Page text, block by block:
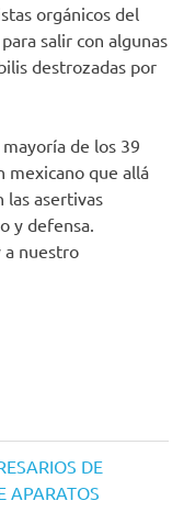
orgánicos del
salir con algunas
destrozadas por
de los 39
mexicano que allá
las asertivas
y defensa.
a nuestro
DE
APARATOS